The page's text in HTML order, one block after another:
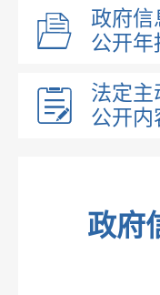
政府信
公开年
法定主
公开内
内设机构
市场规则标准和监
政府